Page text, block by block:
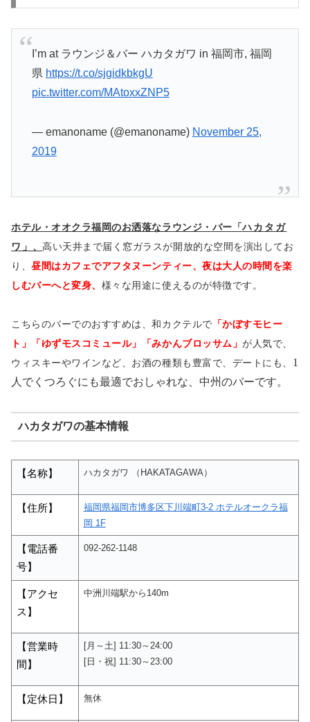
I’m at ラウンジ＆バー ハカタガワ in 福岡市, 福岡
県 https://t.co/sjgidkbkgU
pic.twitter.com/MAtoxxZNP5
— emanoname (@emanoname) November 25,
2019
ホテル・オオクラ福岡のお洒落なラウンジ・バー「ハカタガ
ワ 」、高い天井まで届く窓ガラスが開放的な空間を演出してお
り、昼間はカフェでアフタヌーンティー、夜は大人の時間を楽
しむバーへと変身、 様々な用途に使えるのが特徴です。
こちらのバーでのおすすめは、和カクテルで 「かぼすモヒー
ト」「ゆずモスコミュール」「みかんブロッサム」が人気で、
ウィスキーやワインなど、お酒の種類も豊富で、 デートにも、 1
人でくつろぐにも最適でおしゃれな、中州のバーです。
ハカタガワの基本情報
【名称】 ハカタガワ （HAKATAGAWA）
【住所】
福岡県福岡市博多区下川端町3-2 ホテルオークラ福
岡 1F
【電話番
号】
092-262-1148
【アクセ
ス】
中洲川端駅から140m
【営業時
間】
[月～土] 11:30～24:00
[日・祝] 11:30～23:00
【定休日】 無休